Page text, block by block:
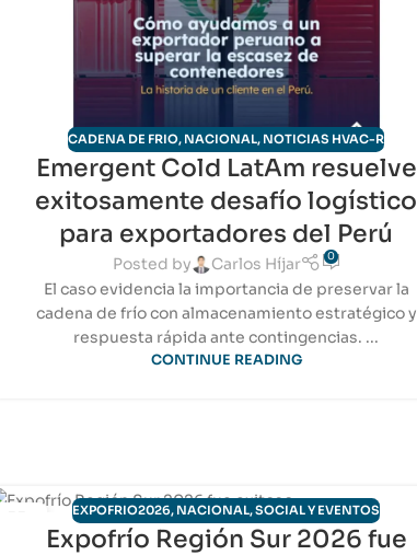
CADENA DE FRIO, NACIONAL, NOTICIAS HVAC-R
Emergent Cold LatAm resuelve
exitosamente desafío logístico
para exportadores del Perú
Posted by Carlos Híjar 0
El caso evidencia la importancia de preservar la
cadena de frío con almacenamiento estratégico y
respuesta rápida ante contingencias. ...
CONTINUE READING
EXPOFRIO2026, NACIONAL,SOCIAL Y EVENTOS
Expofrío Región Sur 2026 fue